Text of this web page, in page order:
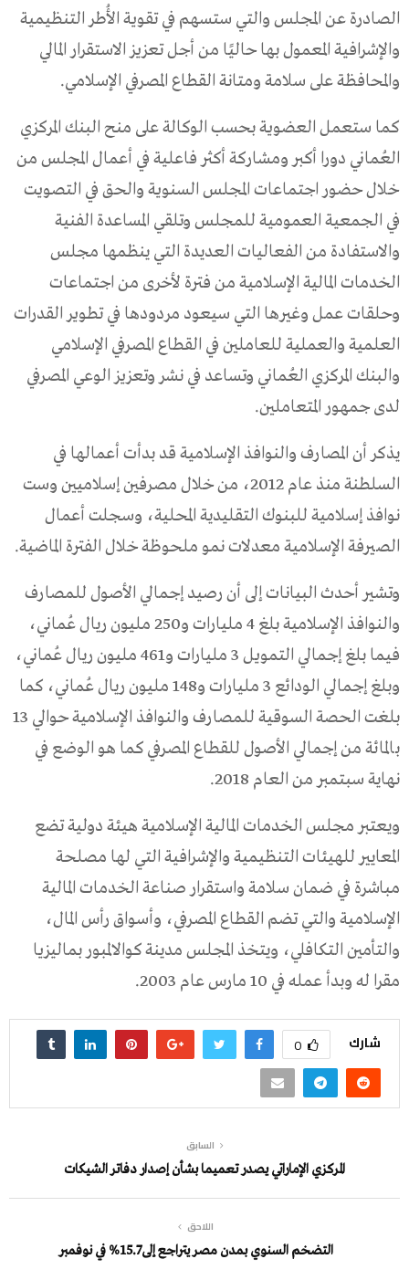
الصادرة عن المجلس والتي ستسهم في تقوية الأُطر التنظيمية
والإشرافية المعمول بها حاليًا من أجل تعزيز الاستقرار المالي
والمحافظة على سلامة ومتانة القطاع المصرفي الإسلامي.
كما ستعمل العضوية بحسب الوكالة على منح البنك المركزي
العُماني دورا أكبر ومشاركة أكثر فاعلية في أعمال المجلس من
خلال حضور اجتماعات المجلس السنوية والحق في التصويت
في الجمعية العمومية للمجلس وتلقي المساعدة الفنية
والاستفادة من الفعاليات العديدة التي ينظمها مجلس
الخدمات المالية الإسلامية من فترة لأخرى من اجتماعات
وحلقات عمل وغيرها التي سيعود مردودها في تطوير القدرات
العلمية والعملية للعاملين في القطاع المصرفي الإسلامي
والبنك المركزي العُماني وتساعد في نشر وتعزيز الوعي المصرفي
لدى جمهور المتعاملين.
يذكر أن المصارف والنوافذ الإسلامية قد بدأت أعمالها في
السلطنة منذ عام 2012، من خلال مصرفين إسلاميين وست
نوافذ إسلامية للبنوك التقليدية المحلية، وسجلت أعمال
الصيرفة الإسلامية معدلات نمو ملحوظة خلال الفترة الماضية.
وتشير أحدث البيانات إلى أن رصيد إجمالي الأصول للمصارف
والنوافذ الإسلامية بلغ 4 مليارات و250 مليون ريال عُماني،
فيما بلغ إجمالي التمويل 3 مليارات و461 مليون ريال عُماني،
وبلغ إجمالي الودائع 3 مليارات و148 مليون ريال عُماني، كما
بلغت الحصة السوقية للمصارف والنوافذ الإسلامية حوالي 13
بالمائة من إجمالي الأصول للقطاع المصرفي كما هو الوضع في
نهاية سبتمبر من العام 2018.
ويعتبر مجلس الخدمات المالية الإسلامية هيئة دولية تضع
المعايير للهيئات التنظيمية والإشرافية التي لها مصلحة
مباشرة في ضمان سلامة واستقرار صناعة الخدمات المالية
الإسلامية والتي تضم القطاع المصرفي، وأسواق رأس المال،
والتأمين التكافلي، ويتخذ المجلس مدينة كوالالمبور بماليزيا
مقرا له وبدأ عمله في 10 مارس عام 2003.
شارك 0
السابق
المركزي الإماراتي يصدر تعميما بشأن إصدار دفاتر الشيكات
اللاحق
التضخم السنوي بمدن مصر يتراجع إلى 15.7% في نوفمبر